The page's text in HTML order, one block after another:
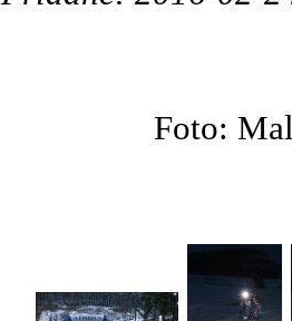
Foto: